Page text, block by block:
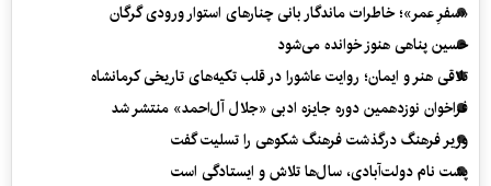
«سفرِ عمر»؛ خاطرات ماندگار بانی چنارهای استوار ورودی گرگان
حسین پناهی هنوز خوانده می‌شود
تلاقی هنر و ایمان؛ روایت عاشورا در قلب تکیه‌های تاریخی کرمانشاه
فراخوان نوزدهمین دوره جایزه ادبی «جلال آل‌احمد» منتشر شد
وزیر فرهنگ درگذشت فرهنگ شکوهی را تسلیت گفت
پشت نام دولت‌آبادی، سال‌ها تلاش و ایستادگی است